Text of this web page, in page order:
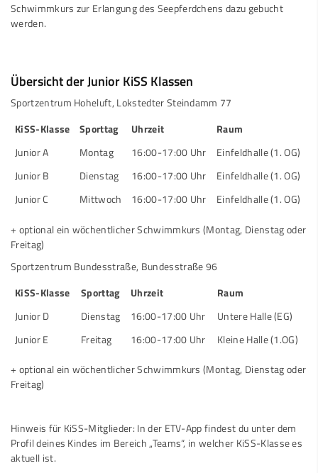
Schwimmkurs zur Erlangung des Seepferdchens dazu gebucht
werden.
Übersicht der Junior KiSS Klassen
Sportzentrum Hoheluft, Lokstedter Steindamm 77
KiSS-Klasse
Sporttag Uhrzeit
Raum
Junior A
Montag 16:00-17:00 Uhr
Einfeldhalle (1. OG)
Junior B
Dienstag 16:00-17:00 Uhr
Einfeldhalle (1. OG)
Junior C
Mittwoch 16:00-17:00 Uhr
Einfeldhalle (1. OG)
+ optional ein wöchentlicher Schwimmkurs (Montag, Dienstag oder
Freitag)
Sportzentrum Bundesstraße, Bundesstraße 96
KiSS-Klasse
Sporttag Uhrzeit
Raum
Junior D
Dienstag 16:00-17:00 Uhr
Untere Halle (EG)
Junior E
Freitag 16:00-17:00 Uhr
Kleine Halle (1.OG)
+ optional ein wöchentlicher Schwimmkurs (Montag, Dienstag oder
Freitag)
Hinweis für KiSS-Mitglieder: In der ETV-App findest du unter dem
Profil deines Kindes im Bereich „Teams“, in welcher KiSS-Klasse es
aktuell ist.